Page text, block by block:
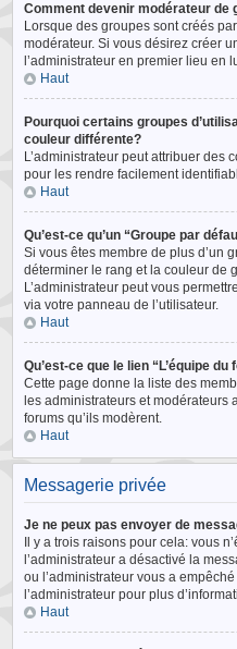
Comment devenir modérateur de
Lorsque des groupes sont créés
modérateur. Si vous désirez créer
l’administrateur en premier lieu en
Haut
Pourquoi certains groupes
couleur différente?
L’administrateur peut attribuer des
pour les rendre facilement
Haut
Qu’est-ce qu’un “Groupe par
Si vous êtes membre de plus d’un
déterminer le rang et la couleur de
L’administrateur peut vous
via votre panneau de l’utilisateur.
Haut
Qu’est-ce que le lien “L’équipe du
Cette page donne la liste des
les administrateurs et modérateurs
forums qu’ils modèrent.
Haut
Messagerie privée
Je ne peux pas envoyer de
Il y a trois raisons pour cela: vous
l’administrateur a désactivé la
ou l’administrateur vous a
l’administrateur pour plus
Haut